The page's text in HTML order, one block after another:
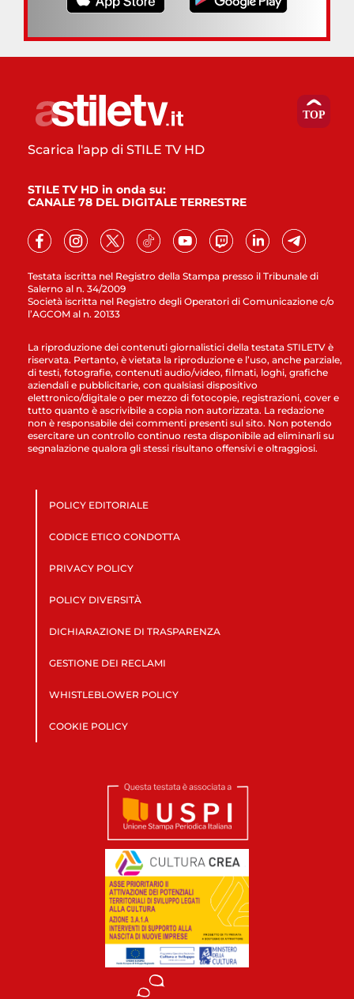
Testata iscritta nel Registro della Stampa presso il Tribunale di
Salerno al n. 34/2009
Società iscritta nel Registro degli Operatori di Comunicazione c/o
l’AGCOM al n. 20133
Scarica l'app di STILE TV HD
STILE TV HD in onda su:
CANALE 78 DEL DIGITALE TERRESTRE
La riproduzione dei contenuti giornalistici della testata STILETV è
riservata. Pertanto, è vietata la riproduzione e l’uso, anche parziale,
di testi, fotografie, contenuti audio/video, filmati, loghi, grafiche
aziendali e pubblicitarie, con qualsiasi dispositivo
elettronico/digitale o per mezzo di fotocopie, registrazioni, cover e
tutto quanto è ascrivibile a copia non autorizzata. La redazione
non è responsabile dei commenti presenti sul sito. Non potendo
esercitare un controllo continuo resta disponibile ad eliminarli su
segnalazione qualora gli stessi risultano offensivi e oltraggiosi.
POLICY EDITORIALE
CODICE ETICO CONDOTTA
PRIVACY POLICY
POLICY DIVERSITÀ
DICHIARAZIONE DI TRASPARENZA
GESTIONE DEI RECLAMI
WHISTLEBLOWER POLICY
COOKIE POLICY